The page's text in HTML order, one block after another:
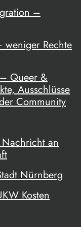
–
Rechte
Queer &
Ausschlüsse
Community
an
Nürnberg
Kosten